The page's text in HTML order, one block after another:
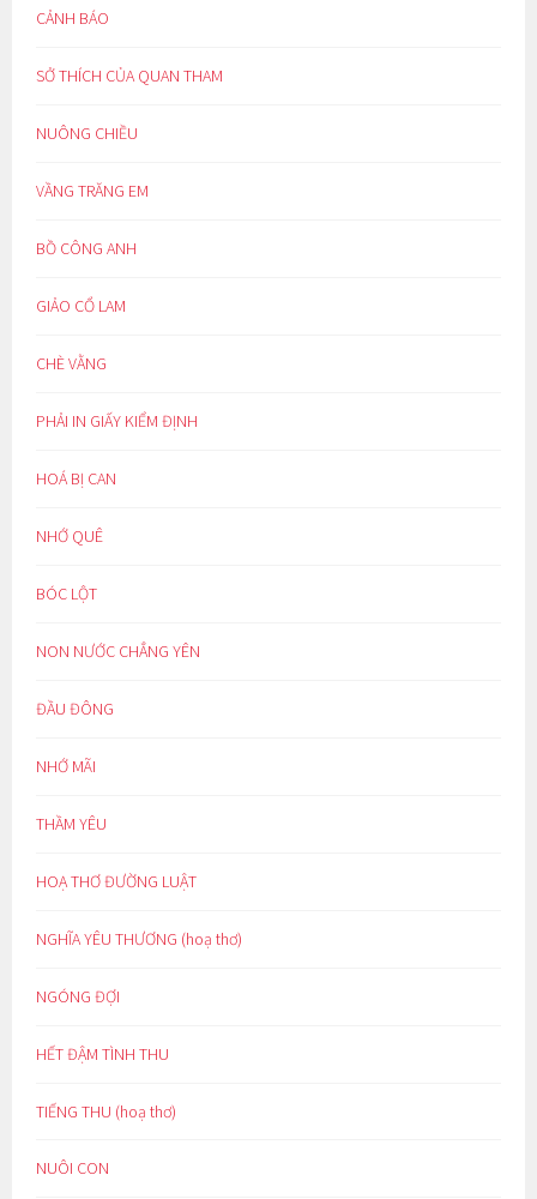
CẢNH BÁO
SỞ THÍCH CỦA QUAN THAM
NUÔNG CHIỀU
VẦNG TRĂNG EM
BỒ CÔNG ANH
GIẢO CỔ LAM
CHÈ VẰNG
PHẢI IN GIẤY KIỂM ĐỊNH
HOÁ BỊ CAN
NHỚ QUÊ
BÓC LỘT
NON NƯỚC CHẲNG YÊN
ĐẦU ĐÔNG
NHỚ MÃI
THẦM YÊU
HOẠ THƠ ĐƯỜNG LUẬT
NGHĨA YÊU THƯƠNG (hoạ thơ)
NGÓNG ĐỢI
HẾT ĐẬM TÌNH THU
TIẾNG THU (hoạ thơ)
NUÔI CON